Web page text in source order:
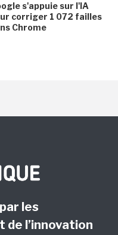
s'appuie sur l'IA
corriger 1 072 failles
Chrome
les
de l’innovation